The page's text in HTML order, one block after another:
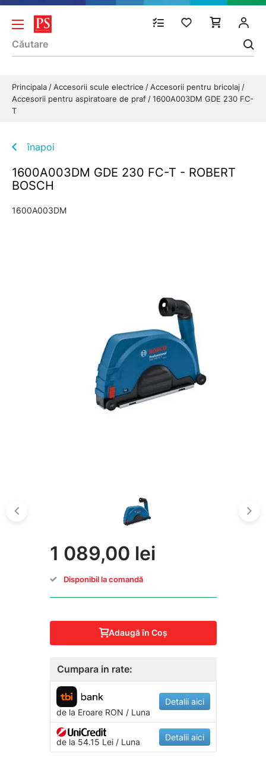
Principala Accesorii scule electrice
Accesorii pentru bricolaj
Accesorii pentru aspiratoare de praf
1600A003DM GDE 230 FC-
T
înapoi
1600A003DM GDE 230 FC-T - ROBERT
BOSCH
1600A003DM
1 089,00 lei
Disponibil la comandă
Adaugă în Coş
Cumpara in rate:
de la EroareRON / Luna
Detalii aici
de la 54.15 Lei / Luna Detalii aici